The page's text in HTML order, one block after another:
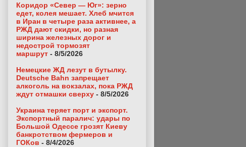
Коридор «Север — Юг»: зерно
едет, колея мешает. Хлеб мчится
в Иран в четыре раза активнее, а
РЖД дают скидки, но разная
ширина железных дорог и
недострой тормозят
маршрут - 8/5/2026
Немецкие ЖД лезут в бутылку.
Deutsche Bahn запрещает
алкоголь на вокзалах, пока РЖД
ждут отмашки сверху - 8/5/2026
Украина теряет порт и экспорт.
Экспортный паралич: удары по
Большой Одессе грозят Киеву
банкротством фермеров и
ГОКов - 8/4/2026